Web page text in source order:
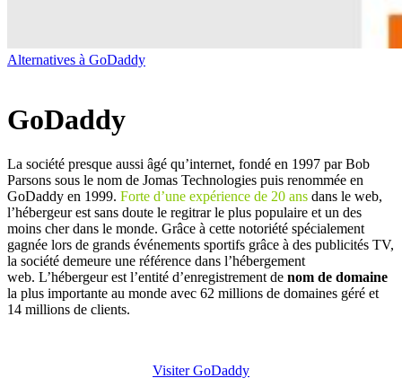
Alternatives à GoDaddy
GoDaddy
La société presque aussi âgé qu’internet, fondé en 1997 par Bob
Parsons sous le nom de Jomas Technologies puis renommée en
GoDaddy en 1999. Forte d’une expérience de 20 ans dans le web,
l’hébergeur est sans doute le regitrar le plus populaire et un des
moins cher dans le monde. Grâce à cette notoriété spécialement
gagnée lors de grands événements sportifs grâce à des publicités TV,
la société demeure une référence dans l’hébergement
web. L’hébergeur est l’entité d’enregistrement de nom de domaine
la plus importante au monde avec 62 millions de domaines géré et
14 millions de clients.
Visiter GoDaddy